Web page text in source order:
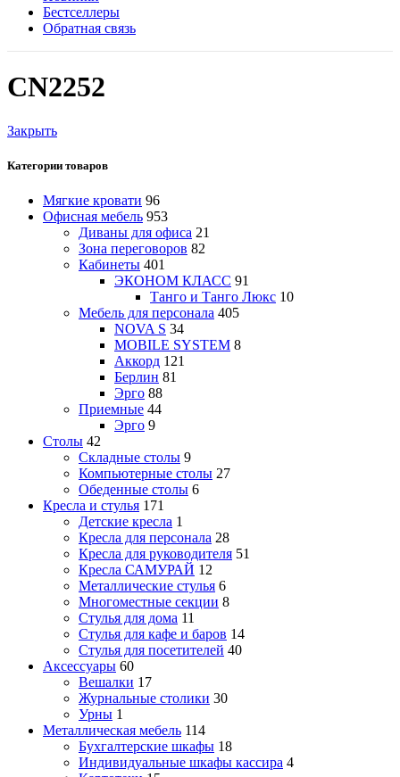
Бестселлеры
Обратная связь
CN2252
Закрыть
Категории товаров
Мягкие кровати 96
Офисная мебель 953
Диваны для офиса 21
Зона переговоров 82
Кабинеты 401
ЭКОНОМ КЛАСС 91
Танго и Танго Люкс 10
Мебель для персонала 405
NOVA S 34
MOBILE SYSTEM 8
Аккорд 121
Берлин 81
Эрго 88
Приемные 44
Эрго 9
Столы 42
Складные столы 9
Компьютерные столы 27
Обеденные столы 6
Кресла и стулья 171
Детские кресла 1
Кресла для персонала 28
Кресла для руководителя 51
Кресла САМУРАЙ 12
Металлические стулья 6
Многоместные секции 8
Стулья для дома 11
Стулья для кафе и баров 14
Стулья для посетителей 40
Аксессуары 60
Вешалки 17
Журнальные столики 30
Урны 1
Металлическая мебель 114
Бухгалтерские шкафы 18
Индивидуальные шкафы кассира 4